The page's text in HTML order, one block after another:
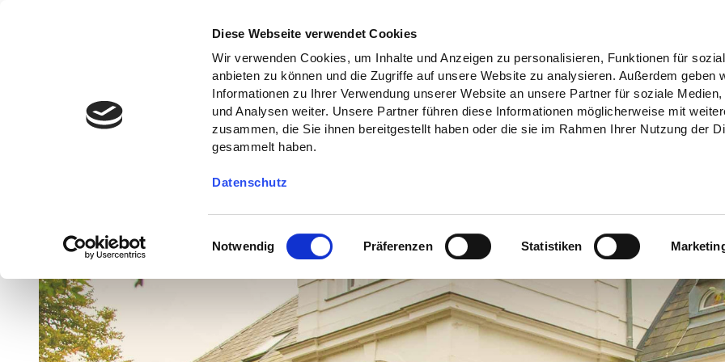
Diese Webseite verwendet Cookies
Wir verwenden Cookies, um Inhalte und Anzeigen zu personalisieren, Funktionen für
anbieten zu können und die Zugriffe auf unsere Website zu analysieren. Außerdem geben
Informationen zu Ihrer Verwendung unserer Website an unsere Partner für soziale Medien,
und Analysen weiter. Unsere Partner führen diese Informationen möglicherweise mit
zusammen, die Sie ihnen bereitgestellt haben oder die sie im Rahmen Ihrer Nutzung der
gesammelt haben.
Datenschutz
i
l
Notwendig Präferenzen Statistiken